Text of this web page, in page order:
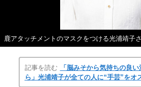
鹿アタッチメントのマスクをつける光浦靖子
記事を読む
「脳みそから気持ちの良
ら」光浦靖子が全ての人に“手芸”をオ